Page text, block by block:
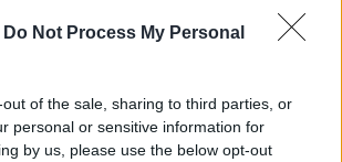
Do Not Process My Personal
of the sale, sharing to third parties, or
personal or sensitive information for
by us, please use the below opt-out
ΣΤΗΝ ΙΔΙΑ ΚΑΤΗΓΟΡΙΑ
Πώς θα αλλάξει το σώμα και η